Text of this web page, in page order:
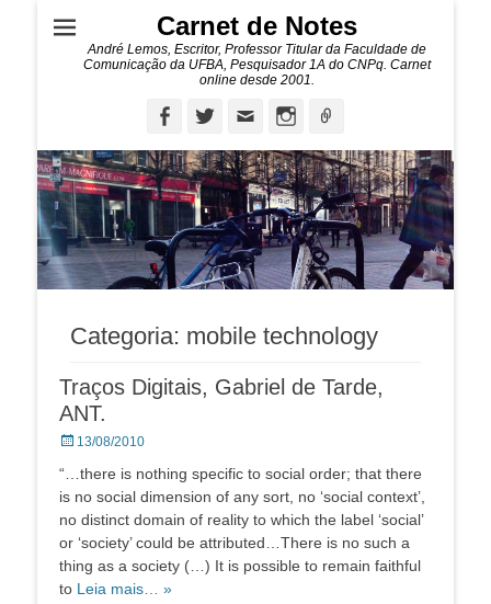
Carnet de Notes
André Lemos, Escritor, Professor Titular da Faculdade de
Comunicação da UFBA, Pesquisador 1A do CNPq. Carnet
online desde 2001.
FacebookTwitterEmail Instagram
Categoria: mobile technology
Traços Digitais, Gabriel de Tarde,
ANT.
Posted
13/08/2010
“…there is nothing specific to social order; that there
is no social dimension of any sort, no ‘social context’,
no distinct domain of reality to which the label ‘social’
or ‘society’ could be attributed…There is no such a
thing as a society (…) It is possible to remain faithful
to Leia mais… »